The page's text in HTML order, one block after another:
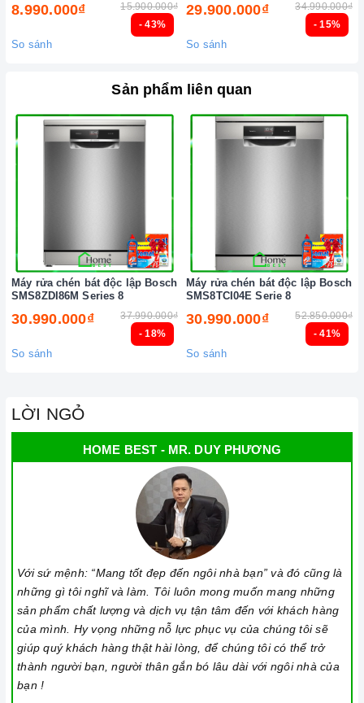
chữa thiết bị nhà bếp cao cấp
- 43%
8.990.000₫ 15.900.000₫
So sánh
- 15%
29.900.000₫ 34.990.000₫
So sánh
Sản phẩm liên quan
- 18%
Máy rửa chén bát độc lập Bosch
SMS8ZDI86M Series 8
30.990.000₫ 37.990.000₫
So sánh
- 41%
Máy rửa chén bát độc lập Bosch
SMS8TCI04E Serie 8
30.990.000₫ 52.850.000₫
So sánh
LỜI NGỎ
HOME BEST - MR. DUY PHƯƠNG
Với sứ mệnh: “Mang tốt đẹp đến ngôi nhà bạn” và đó cũng là
những gì tôi nghĩ và làm. Tôi luôn mong muốn mang những
sản phẩm chất lượng và dịch vụ tận tâm đến với khách hàng
của mình. Hy vọng những nỗ lực phục vụ của chúng tôi sẽ
giúp quý khách hàng thật hài lòng, để chúng tôi có thể trở
thành người bạn, người thân gắn bó lâu dài với ngôi nhà của
bạn !